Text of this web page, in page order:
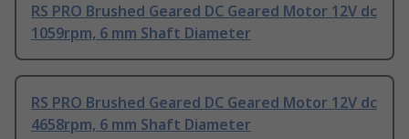
RS PRO Brushed Geared DC Geared Motor 12V dc
1059rpm, 6 mm Shaft Diameter
RS PRO Brushed Geared DC Geared Motor 12V dc
4658rpm, 6 mm Shaft Diameter